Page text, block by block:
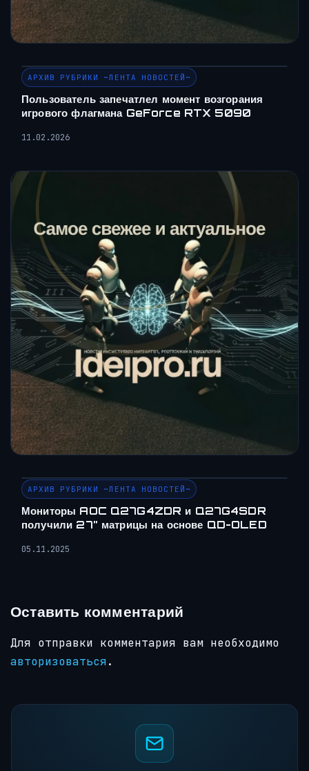
АРХИВ РУБРИКИ ~ЛЕНТА НОВОСТЕЙ~
Пользователь запечатлел момент возгорания
игрового флагмана GeForce RTX 5090
11.02.2026
АРХИВ РУБРИКИ ~ЛЕНТА НОВОСТЕЙ~
Мониторы AOC Q27G4ZDR и Q27G4SDR
получили 27” матрицы на основе QD-OLED
05.11.2025
Оставить комментарий
Для отправки комментария вам необходимо
авторизоваться.